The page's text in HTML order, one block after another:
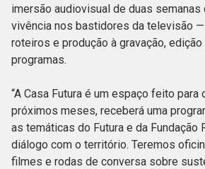
imersão audiovisual de duas semanas
vivência nos bastidores da televisão
roteiros e produção à gravação,
programas.
“A Casa Futura é um espaço feito
próximos meses, receberá uma
as temáticas do Futura e da Fundação
diálogo com o território. Teremos
filmes e rodas de conversa sobre